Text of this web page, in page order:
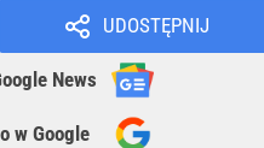
UDOSTĘPNIJ
News
w Google